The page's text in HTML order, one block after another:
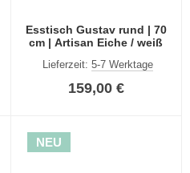
Esstisch Gustav rund | 70
cm | Artisan Eiche / weiß
Lieferzeit:5-7 Werktage
159,00 €
NEU